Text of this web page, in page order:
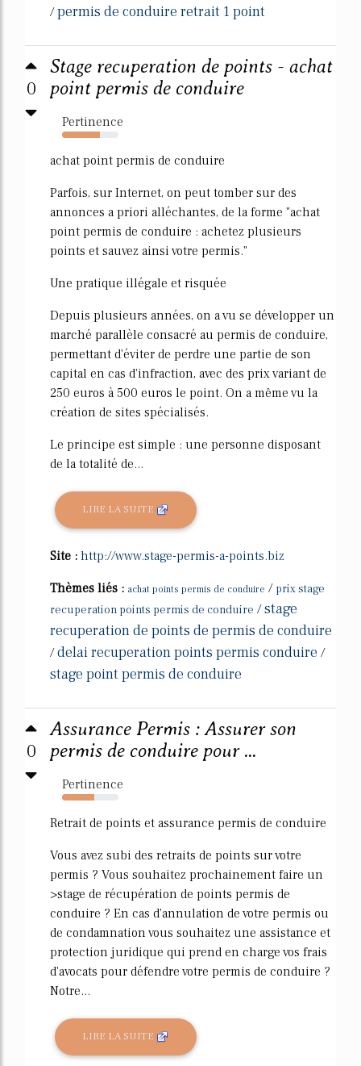
/permis de conduire retrait 1 point
0
Stage recuperation de points - achat
point permis de conduire
Pertinence
67%
achat point permis de conduire
Parfois, sur Internet, on peut tomber sur des
annonces a priori alléchantes, de la forme "achat
point permis de conduire : achetez plusieurs
points et sauvez ainsi votre permis."
Une pratique illégale et risquée
Depuis plusieurs années, on a vu se développer un
marché parallèle consacré au permis de conduire,
permettant d'éviter de perdre une partie de son
capital en cas d'infraction, avec des prix variant de
250 euros à 500 euros le point. On a même vu la
création de sites spécialisés.
Le principe est simple : une personne disposant
de la totalité de...
LIRE LA SUITE
Site : http://www.stage-permis-a-points.biz
Thèmes liés : achat points permis de conduire / prix stage
recuperation points permis de conduire /stage
recuperation de points de permis de conduire
/delai recuperation points permis conduire /
stage point permis de conduire
0
Assurance Permis : Assurer son
permis de conduire pour ...
Pertinence
57%
Retrait de points et assurance permis de conduire
Vous avez subi des retraits de points sur votre
permis ? Vous souhaitez prochainement faire un
>stage de récupération de points permis de
conduire ? En cas d'annulation de votre permis ou
de condamnation vous souhaitez une assistance et
protection juridique qui prend en charge vos frais
d'avocats pour défendre votre permis de conduire ?
Notre...
LIRE LA SUITE